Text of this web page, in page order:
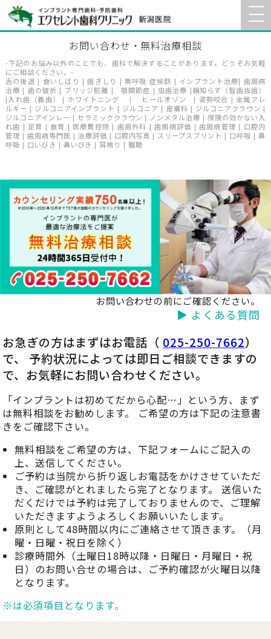
お問い合わせ・無料治療相談
-下記のお悩み以外のことでも、歯科で解決することがあります。どうぞお気軽
にご相談ください。-
舌の後退 | 食いしばり | 歯ぎしり | 無呼吸 症候群 | インプラント治療| 歯周病
治療 | 歯の破折 | ブリッジ脱離 | 顎関節症 | 虫歯治療 |親知らず（智歯抜歯）
|入れ歯（義歯） | ホワイトニング ｜ ヒールオゾン | 姿勢咬合 | 金属アレ
ルギー | ジルコニアインプラント | ジルコニア | 皮膚科 | ジルコニアクラウン |
ジルコニアインレー | セラミッククラウン | ノンメタル治療 | 保険の効かない入
れ歯 | 足育 | 食育 | 医療費控除 | 歯周外科 | 歯周病評価 | 歯周病管理 | 口腔内
管理 | 歯周病専門医 | 治療評価 | 口腔内写真 | スリープスプリント | 口呼吸 | 鼻
呼吸 | 口いびき | 鼻いびき | 耳鳴り | 難聴
お問い合わせの前にご確認ください。
▶ よくある質問
お急ぎの方はまずはお電話（ 025-250-7662）
で、 予約状況によっては即日ご相談できますの
で、お気軽にお問い合わせください。
「インプラントは初めてだから心配…」という方、まず
は無料相談をお勧めします。 ご希望の方は下記の注意書
きをご確認下さい。
無料相談をご希望の方は、下記フォームにご記入の
上、送信してください。
ご予約は当院から折り返しお電話をかけさせていただ
き、ご確認がとれましたら完了となります。 送信いた
だくだけでは予約は完了しておりませんので、ご理解
いただきますようよろしくお願いいたします。
原則として48時間以内にご連絡させて頂きます。（月
曜・日曜・祝日を除く）
診療時間外（土曜日18時以降・日曜日・月曜日・祝
日）のお問い合せの場合は、ご予約確認が火曜日以降
となります。
※は必須項目となります。